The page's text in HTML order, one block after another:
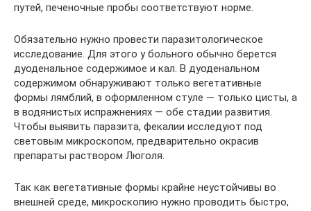
путей, печеночные пробы соответствуют норме.
Обязательно нужно провести паразитологическое
исследование. Для этого у больного обычно берется
дуоденальное содержимое и кал. В дуоденальном
содержимом обнаруживают только вегетативные
формы лямблий, в оформленном стуле — только цисты, а
в водянистых испражнениях — обе стадии развития.
Чтобы выявить паразита, фекалии исследуют под
световым микроскопом, предварительно окрасив
препараты раствором Люголя.
Так как вегетативные формы крайне неустойчивы во
внешней среде, микроскопию нужно проводить быстро,